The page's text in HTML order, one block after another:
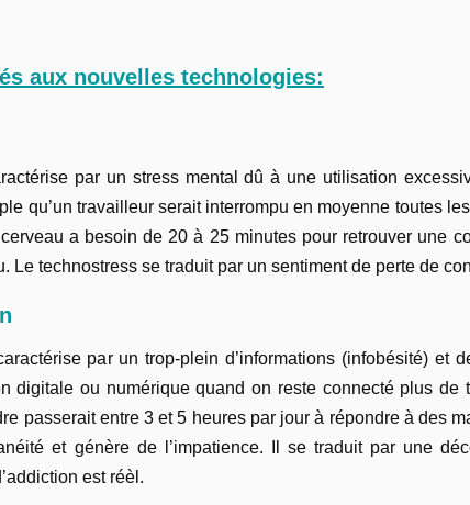
aux nouvelles technologies:
par un stress mental dû à une utilisation
qu’un travailleur serait interrompu en moyenne toutes
a besoin de 20 à 25 minutes pour retrouver une
Le technostress se traduit par un sentiment de perte de
par un trop-plein d’informations (infobésité) et
digitale ou numérique quand on reste connecté plus de
passerait entre 3 et 5 heures par jour à répondre à des
et génère de l’impatience. Il se traduit par une
est réèl.